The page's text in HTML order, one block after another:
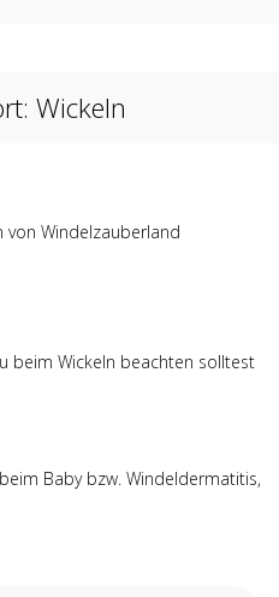
Wickeln
von Windelzauberland
beim Wickeln beachten solltest
Baby bzw. Windeldermatitis,